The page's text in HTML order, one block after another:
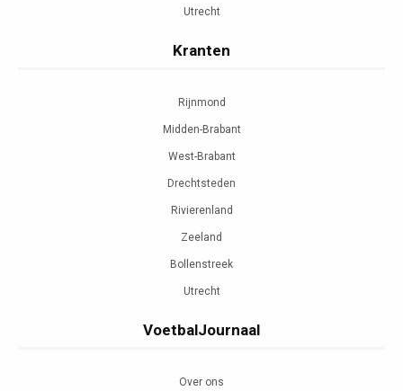
Utrecht
Kranten
Rijnmond
Midden-Brabant
West-Brabant
Drechtsteden
Rivierenland
Zeeland
Bollenstreek
Utrecht
VoetbalJournaal
Over ons